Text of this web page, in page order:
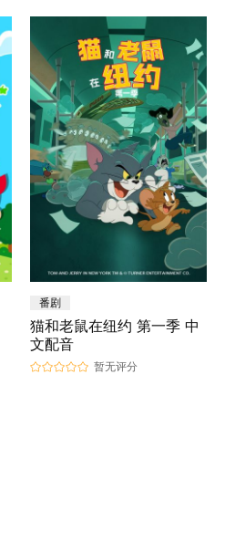
番剧
猫和老鼠在纽约 第一季 中
文配音
暂无评分